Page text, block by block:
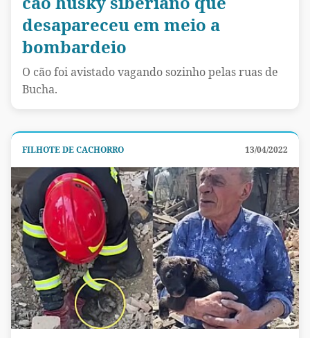
desapareceu em meio a
bombardeio
O cão foi avistado vagando sozinho pelas ruas de
Bucha.
FILHOTE DE CACHORRO 13/04/2022